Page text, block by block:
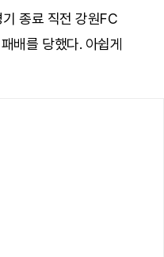
종료 직전 강원FC
배를 당했다. 아쉽게